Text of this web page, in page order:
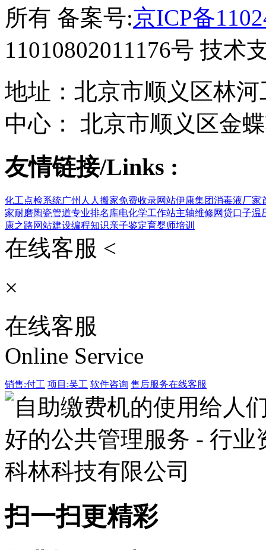
所有 备案号:京ICP备
11010802011176号 技术
地址：北京市顺义区林
中心： 北京市顺义区金
友情链接/Links :
化工点检系统广州人人搬家免费收录网站伊康集团消毒液厂家
家耐磨陶瓷管道专业排名库电化学工作站主轴维修网贷口子温
康之路网站建设编程知识亲子鉴定育婴师培训
在线客服 <
×
在线客服
Online Service
销售:付工 项目:吴工 软件咨询 售后服务在线客服
扫一扫更精彩